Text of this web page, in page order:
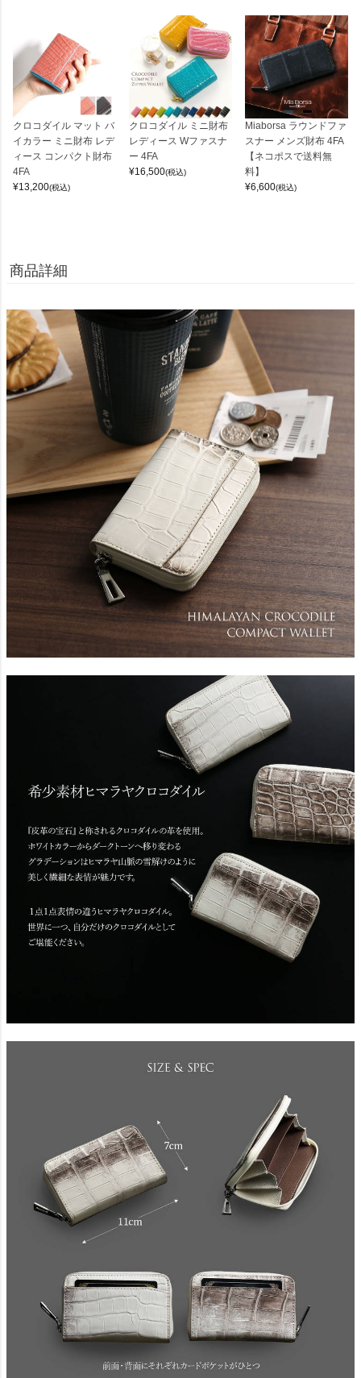
クロコダイル マット バ
イカラー ミニ財布 レデ
ィース コンパクト財布
4FA
¥13,200(税込)
クロコダイル ミニ財布
レディース Wファスナ
ー 4FA
¥16,500(税込)
Miaborsa ラウンドファ
スナー メンズ財布 4FA
【ネコポスで送料無
料】
¥6,600(税込)
商品詳細